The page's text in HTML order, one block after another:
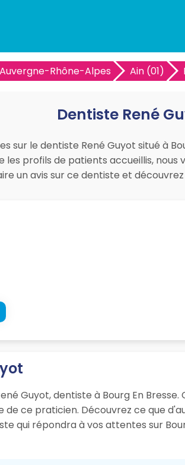
Rhône-Alpes Ain (01)
Dentiste René
sur le dentiste René Guyot situé à
profils de patients accueillis, nous
un avis sur ce dentiste et
Guyot, dentiste à Bourg En
de ce praticien. Découvrez ce que
qui répondra à vos attentes sur